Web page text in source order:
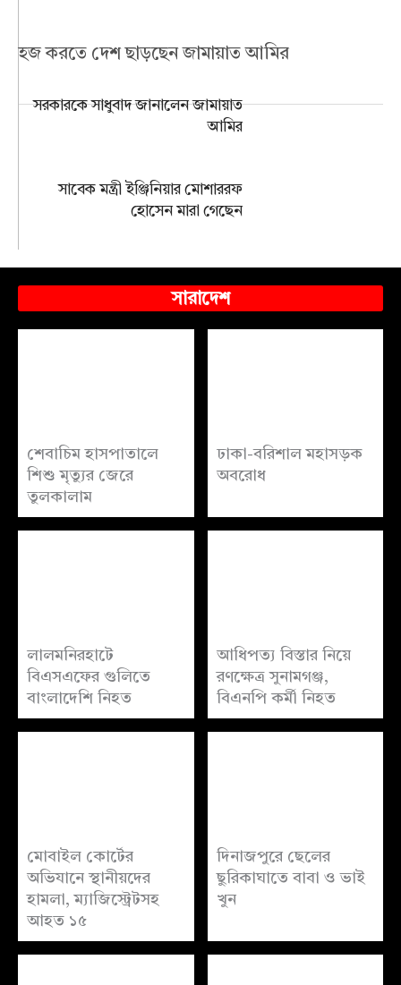
হজ করতে দেশ ছাড়ছেন জামায়াত আমির
সরকারকে সাধুবাদ জানালেন জামায়াত
আমির
সাবেক মন্ত্রী ইঞ্জিনিয়ার মোশাররফ
হোসেন মারা গেছেন
সারাদেশ
শেবাচিম হাসপাতালে
শিশু মৃত্যুর জেরে
তুলকালাম
ঢাকা-বরিশাল মহাসড়ক
অবরোধ
লালমনিরহাটে
বিএসএফের গুলিতে
বাংলাদেশি নিহত
আধিপত্য বিস্তার নিয়ে
রণক্ষেত্র সুনামগঞ্জ,
বিএনপি কর্মী নিহত
মোবাইল কোর্টের
অভিযানে স্থানীয়দের
হামলা, ম্যাজিস্ট্রেটসহ
আহত ১৫
দিনাজপুরে ছেলের
ছুরিকাঘাতে বাবা ও ভাই
খুন